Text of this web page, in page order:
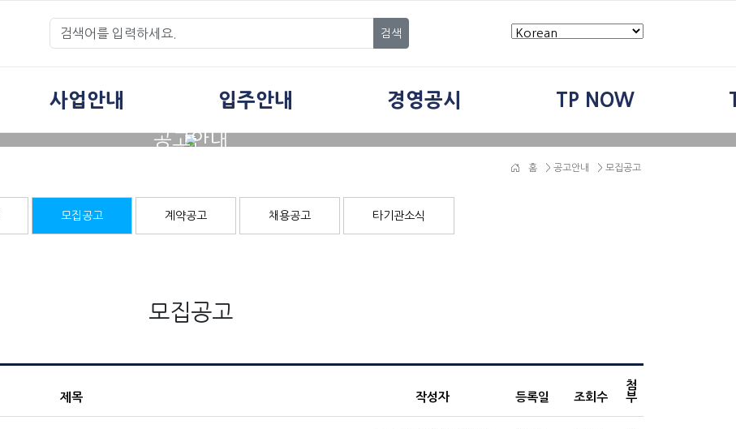
검색
사업안내 입주안내 경영공시 TP NOW
공고안내
> 모집공고
> 공고안내
홈
모집공고 계약공고 채용공고 타기관소식
모집공고
제목 작성자 등록일 조회수
첨
부